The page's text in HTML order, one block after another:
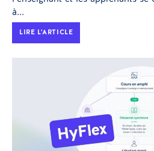
à...
LIRE L'ARTICLE